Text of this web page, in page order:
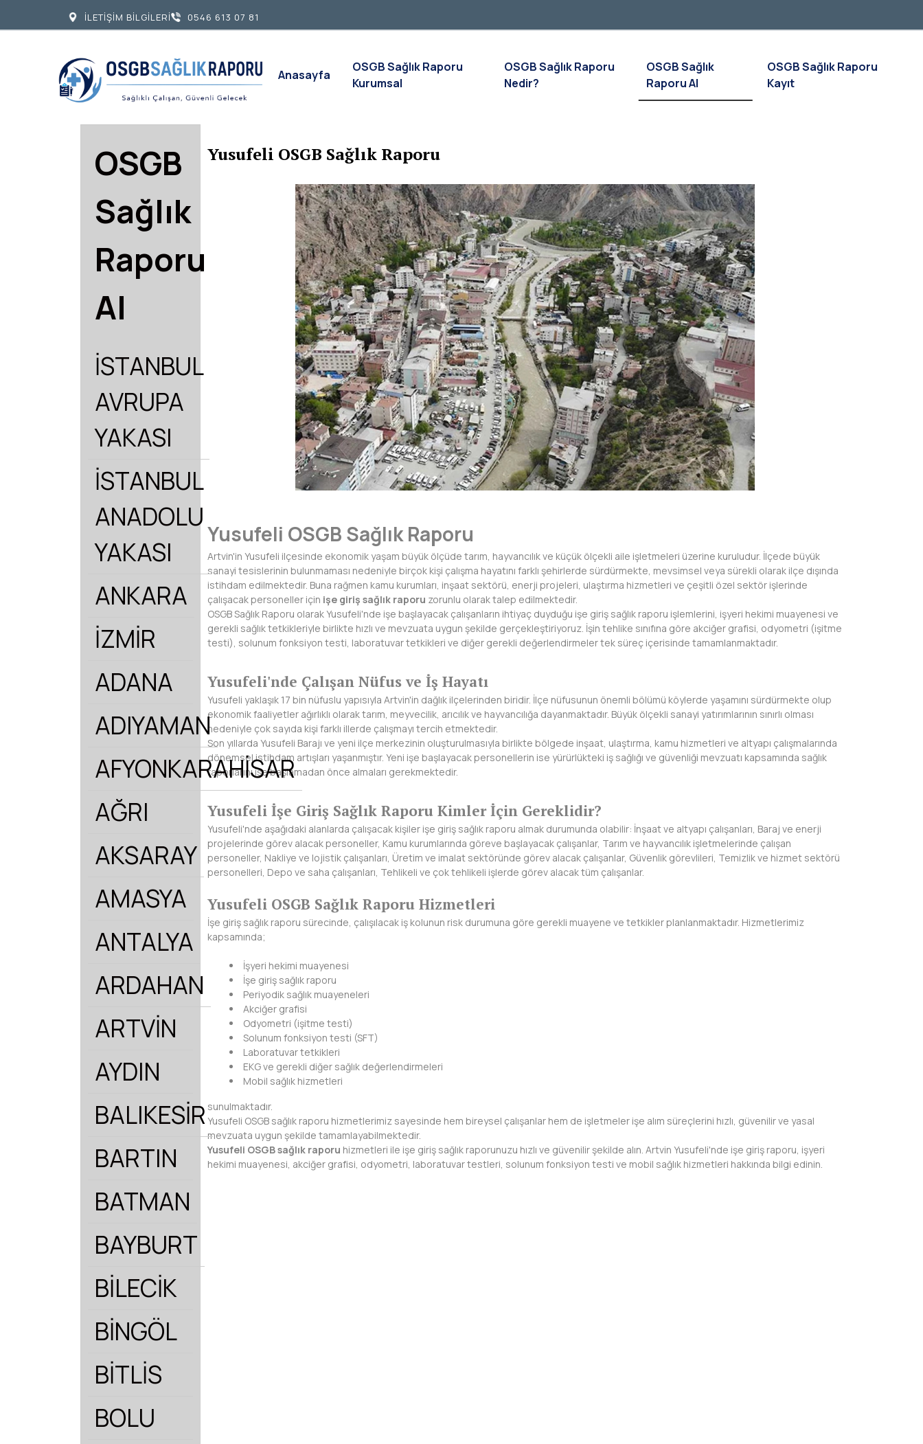
OSGB
Sağlık
Raporu
Al
İSTANBUL
AVRUPA
YAKASI
İSTANBUL
ANADOLU
YAKASI
ANKARA
İZMİR
ADANA
ADIYAMAN
AFYONKARAHİSAR
AĞRI
AKSARAY
AMASYA
ANTALYA
ARDAHAN
ARTVİN
AYDIN
BALIKESİR
BARTIN
BATMAN
BAYBURT
BİLECİK
BİNGÖL
BİTLİS
BOLU
Yusufeli OSGB Sağlık Raporu
Yusufeli OSGB Sağlık Raporu
Artvin'in Yusufeli ilçesinde ekonomik yaşam büyük ölçüde tarım, hayvancılık ve küçük ölçekli aile işletmeleri üzerine kuruludur. İlçede büyük
sanayi tesislerinin bulunmaması nedeniyle birçok kişi çalışma hayatını farklı şehirlerde sürdürmekte, mevsimsel veya sürekli olarak ilçe dışında
istihdam edilmektedir. Buna rağmen kamu kurumları, inşaat sektörü, enerji projeleri, ulaştırma hizmetleri ve çeşitli özel sektör işlerinde
çalışacak personeller için işe giriş sağlık raporu zorunlu olarak talep edilmektedir.
OSGB Sağlık Raporu olarak Yusufeli'nde işe başlayacak çalışanların ihtiyaç duyduğu işe giriş sağlık raporu işlemlerini, işyeri hekimi muayenesi ve
gerekli sağlık tetkikleriyle birlikte hızlı ve mevzuata uygun şekilde gerçekleştiriyoruz. İşin tehlike sınıfına göre akciğer grafisi, odyometri (işitme
testi), solunum fonksiyon testi, laboratuvar tetkikleri ve diğer gerekli değerlendirmeler tek süreç içerisinde tamamlanmaktadır.
Yusufeli'nde Çalışan Nüfus ve İş Hayatı
Yusufeli yaklaşık 17 bin nüfuslu yapısıyla Artvin'in dağlık ilçelerinden biridir. İlçe nüfusunun önemli bölümü köylerde yaşamını sürdürmekte olup
ekonomik faaliyetler ağırlıklı olarak tarım, meyvecilik, arıcılık ve hayvancılığa dayanmaktadır. Büyük ölçekli sanayi yatırımlarının sınırlı olması
nedeniyle çok sayıda kişi farklı illerde çalışmayı tercih etmektedir.
Son yıllarda Yusufeli Barajı ve yeni ilçe merkezinin oluşturulmasıyla birlikte bölgede inşaat, ulaştırma, kamu hizmetleri ve altyapı çalışmalarında
dönemsel istihdam artışları yaşanmıştır. Yeni işe başlayacak personellerin ise yürürlükteki iş sağlığı ve güvenliği mevzuatı kapsamında sağlık
raporlarını işe başlamadan önce almaları gerekmektedir.
Yusufeli İşe Giriş Sağlık Raporu Kimler İçin Gereklidir?
Yusufeli'nde aşağıdaki alanlarda çalışacak kişiler işe giriş sağlık raporu almak durumunda olabilir: İnşaat ve altyapı çalışanları, Baraj ve enerji
projelerinde görev alacak personeller, Kamu kurumlarında göreve başlayacak çalışanlar, Tarım ve hayvancılık işletmelerinde çalışan
personeller, Nakliye ve lojistik çalışanları, Üretim ve imalat sektöründe görev alacak çalışanlar, Güvenlik görevlileri, Temizlik ve hizmet sektörü
personelleri, Depo ve saha çalışanları, Tehlikeli ve çok tehlikeli işlerde görev alacak tüm çalışanlar.
Yusufeli OSGB Sağlık Raporu Hizmetleri
İşe giriş sağlık raporu sürecinde, çalışılacak iş kolunun risk durumuna göre gerekli muayene ve tetkikler planlanmaktadır. Hizmetlerimiz
kapsamında;
İşyeri hekimi muayenesi
İşe giriş sağlık raporu
Periyodik sağlık muayeneleri
Akciğer grafisi
Odyometri (işitme testi)
Solunum fonksiyon testi (SFT)
Laboratuvar tetkikleri
EKG ve gerekli diğer sağlık değerlendirmeleri
Mobil sağlık hizmetleri
sunulmaktadır.
Yusufeli OSGB sağlık raporu hizmetlerimiz sayesinde hem bireysel çalışanlar hem de işletmeler işe alım süreçlerini hızlı, güvenilir ve yasal
mevzuata uygun şekilde tamamlayabilmektedir.
Yusufeli OSGB sağlık raporu hizmetleri ile işe giriş sağlık raporunuzu hızlı ve güvenilir şekilde alın. Artvin Yusufeli'nde işe giriş raporu, işyeri
hekimi muayenesi, akciğer grafisi, odyometri, laboratuvar testleri, solunum fonksiyon testi ve mobil sağlık hizmetleri hakkında bilgi edinin.
İLETİŞİM BİLGİLERİ 0546 613 07 81
Anasayfa
OSGB Sağlık Raporu
Kurumsal
OSGB Sağlık Raporu
Nedir?
OSGB Sağlık
Raporu Al
OSGB Sağlık Raporu
Kayıt